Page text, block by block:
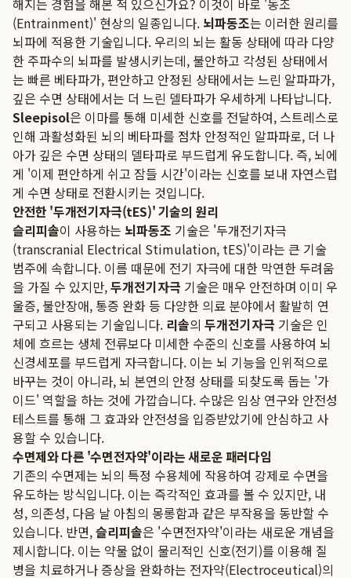
해지는 경험을 해본 적 있으신가요? 이것이 바로 '동조
(Entrainment)' 현상의 일종입니다. 뇌파동조는 이러한 원리를
뇌파에 적용한 기술입니다. 우리의 뇌는 활동 상태에 따라 다양
한 주파수의 뇌파를 발생시키는데, 불안하고 각성된 상태에서
는 빠른 베타파가, 편안하고 안정된 상태에서는 느린 알파파가,
깊은 수면 상태에서는 더 느린 델타파가 우세하게 나타납니다.
Sleepisol은 이마를 통해 미세한 신호를 전달하여, 스트레스로
인해 과활성화된 뇌의 베타파를 점차 안정적인 알파파로, 더 나
아가 깊은 수면 상태의 델타파로 부드럽게 유도합니다. 즉, 뇌에
게 '이제 편안하게 쉬고 잠들 시간'이라는 신호를 보내 자연스럽
게 수면 상태로 전환시키는 것입니다.
안전한 '두개전기자극(tES)' 기술의 원리
슬리피솔이 사용하는 뇌파동조 기술은 '두개전기자극
(transcranial Electrical Stimulation, tES)'이라는 큰 기술
범주에 속합니다. 이름 때문에 전기 자극에 대한 막연한 두려움
을 가질 수 있지만,두개전기자극 기술은 매우 안전하며 이미 우
울증, 불안장애, 통증 완화 등 다양한 의료 분야에서 활발히 연
구되고 사용되는 기술입니다. 리솔의 두개전기자극 기술은 인
체에 흐르는 생체 전류보다 미세한 수준의 신호를 사용하여 뇌
신경세포를 부드럽게 자극합니다. 이는 뇌 기능을 인위적으로
바꾸는 것이 아니라, 뇌 본연의 안정 상태를 되찾도록 돕는 '가
이드' 역할을 하는 것에 가깝습니다. 수많은 임상 연구와 안전성
테스트를 통해 그 효과와 안전성을 입증받았기에 안심하고 사
용할 수 있습니다.
수면제와 다른 '수면전자약'이라는 새로운 패러다임
기존의 수면제는 뇌의 특정 수용체에 작용하여 강제로 수면을
유도하는 방식입니다. 이는 즉각적인 효과를 볼 수 있지만, 내
성, 의존성, 다음 날 아침의 몽롱함과 같은 부작용을 동반할 수
있습니다. 반면,슬리피솔은 '수면전자약'이라는 새로운 개념을
제시합니다. 이는 약물 없이 물리적인 신호(전기)를 이용해 질
병을 치료하거나 증상을 완화하는 전자약(Electroceutical)의